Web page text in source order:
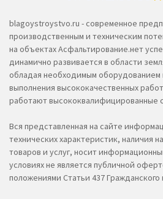
blagoystroystvo.ru - современное
производственным и техническим
на объектах Асфальтирование.нет
динамично развивается в области
обладая необходимым оборудованием
выполнения высококачественных
работают высококвалифицированные
Вся представленная на сайте
технических характеристик, наличия
товаров и услуг, носит
условиях не является публичной
положениями Статьи 437